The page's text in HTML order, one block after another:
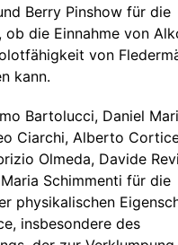
Berry Pinshow für die
ob die Einnahme von
von
kann.
Bartolucci, Daniel
Ciarchi, Alberto
Olmeda, Davide
Schimmenti für die
physikalischen
insbesondere des